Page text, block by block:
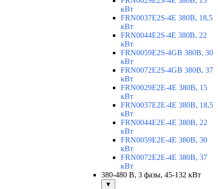
кВт
FRN0037E2S-4E 380В, 18,5
кВт
FRN0044E2S-4E 380В, 22
кВт
FRN0059E2S-4GB 380В, 30
кВт
FRN0072E2S-4GB 380В, 37
кВт
FRN0029E2E-4E 380В, 15
кВт
FRN0037E2E-4E 380В, 18,5
кВт
FRN0044E2E-4E 380В, 22
кВт
FRN0059E2E-4E 380В, 30
кВт
FRN0072E2E-4E 380В, 37
кВт
380-480 В, 3 фазы, 45-132 кВт
▼